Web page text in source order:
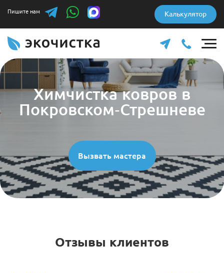
Пишите нам Калькулятор
Химчистка ковров в
Покровском-Стрешневе
Вызвать мастера
Отзывы клиентов